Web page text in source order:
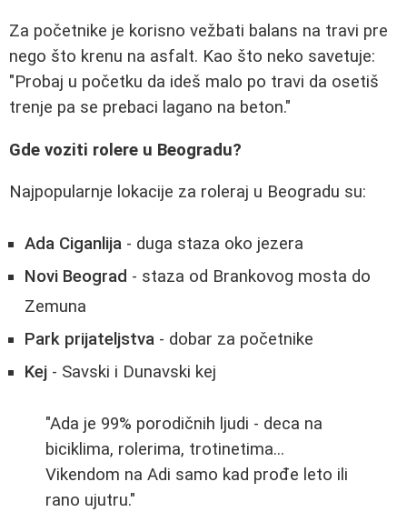
Za početnike je korisno vežbati balans na travi pre
nego što krenu na asfalt. Kao što neko savetuje:
"Probaj u početku da ideš malo po travi da osetiš
trenje pa se prebaci lagano na beton."
Gde voziti rolere u Beogradu?
Najpopularnje lokacije za roleraj u Beogradu su:
Ada Ciganlija - duga staza oko jezera
Novi Beograd - staza od Brankovog mosta do
Zemuna
Park prijateljstva - dobar za početnike
Kej - Savski i Dunavski kej
"Ada je 99% porodičnih ljudi - deca na
biciklima, rolerima, trotinetima...
Vikendom na Adi samo kad prođe leto ili
rano ujutru."